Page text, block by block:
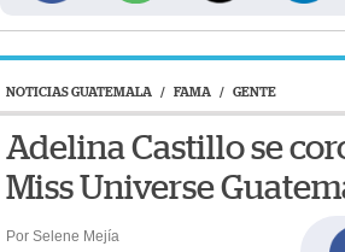
NOTICIAS GUATEMALA / FAMA / GENTE
Adelina Castillo se
Miss Universe
Por Selene Mejía